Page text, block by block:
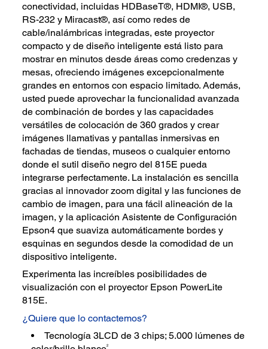
conectividad, incluidas HDBaseT®, HDMI®, USB,
RS-232 y Miracast®, así como redes de
cable/inalámbricas integradas, este proyector
compacto y de diseño inteligente está listo para
mostrar en minutos desde áreas como credenzas y
mesas, ofreciendo imágenes excepcionalmente
grandes en entornos con espacio limitado. Además,
usted puede aprovechar la funcionalidad avanzada
de combinación de bordes y las capacidades
versátiles de colocación de 360 grados y crear
imágenes llamativas y pantallas inmersivas en
fachadas de tiendas, museos o cualquier entorno
donde el sutil diseño negro del 815E pueda
integrarse perfectamente. La instalación es sencilla
gracias al innovador zoom digital y las funciones de
cambio de imagen, para una fácil alineación de la
imagen, y la aplicación Asistente de Configuración
Epson4 que suaviza automáticamente bordes y
esquinas en segundos desde la comodidad de un
dispositivo inteligente.
Experimenta las increíbles posibilidades de
visualización con el proyector Epson PowerLite
815E.
¿Quiere que lo contactemos?
Tecnología 3LCD de 3 chips; 5.000 lúmenes de
2